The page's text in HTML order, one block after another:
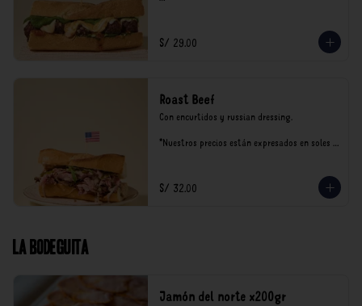
consumo.
S/ 29.00
Roast Beef
Con encurtidos y russian dressing.
*Nuestros precios están expresados en soles e
S/ 32.00
La Bodeguita
Jamón del norte x200gr